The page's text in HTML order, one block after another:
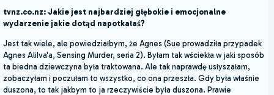
tvnz.co.nz: Jakie jest najbardziej głębokie i emocjonalne
wydarzenie jakie dotąd napotkałaś?
Jest tak wiele, ale powiedziałbym, że Agnes (Sue prowadziła przypadek
Agnes AliIva'a, Sensing Murder, seria 2). Byłam tak wściekła w jaki sposób
ta biedna dziewczyna była traktowana. Ale tak naprawdę usłyszałam,
zobaczyłam i poczułam to wszystko, co ona przeszła. Gdy była właśnie
duszona, to tak jakbym to ja rzeczywiście była duszona. Prawie